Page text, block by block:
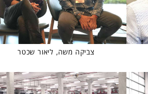
צביקה משה, ליאור שכטר